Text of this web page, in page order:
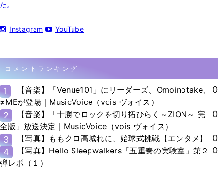
た。
Instagram YouTube
コメントランキング
1
【音楽】「Venue101」にリーダーズ、Omoinotake、
≠MEが登場｜MusicVoice（vois ヴォイス）
0
2
【音楽】「十勝でロックを切り拓ひらく～ZION～ 完
全版」放送決定｜MusicVoice（vois ヴォイス）
0
3 【写真】ももクロ高城れに、始球式挑戦【エンタメ】
0
4
【写真】Hello Sleepwalkers「五重奏の実験室」第２
弾レポ（１）
0